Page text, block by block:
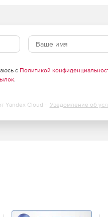
с Политикой
.
Yandex Cloud - Уведомление об